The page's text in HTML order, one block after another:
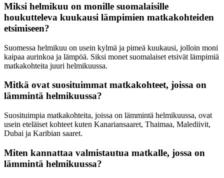
Miksi helmikuu on monille suomalaisille
houkutteleva kuukausi lämpimien matkakohteiden
etsimiseen?
Suomessa helmikuu on usein kylmä ja pimeä kuukausi, jolloin moni
kaipaa aurinkoa ja lämpöä. Siksi monet suomalaiset etsivät lämpimiä
matkakohteita juuri helmikuussa.
Mitkä ovat suosituimmat matkakohteet, joissa on
lämmintä helmikuussa?
Suosituimpia matkakohteita, joissa on lämmintä helmikuussa, ovat
usein eteläiset kohteet kuten Kanariansaaret, Thaimaa, Malediivit,
Dubai ja Karibian saaret.
Miten kannattaa valmistautua matkalle, jossa on
lämmintä helmikuussa?